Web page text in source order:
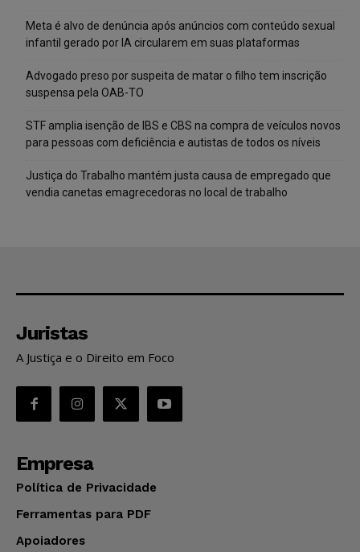
Meta é alvo de denúncia após anúncios com conteúdo sexual
infantil gerado por IA circularem em suas plataformas
Advogado preso por suspeita de matar o filho tem inscrição
suspensa pela OAB-TO
STF amplia isenção de IBS e CBS na compra de veículos novos
para pessoas com deficiência e autistas de todos os níveis
Justiça do Trabalho mantém justa causa de empregado que
vendia canetas emagrecedoras no local de trabalho
Juristas
A Justiça e o Direito em Foco
Empresa
Política de Privacidade
Ferramentas para PDF
Apoiadores